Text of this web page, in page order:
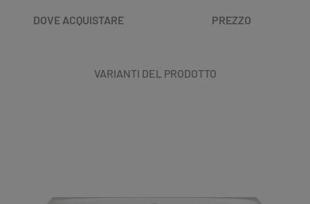
DOVE ACQUISTARE PREZZO
VARIANTI DEL PRODOTTO